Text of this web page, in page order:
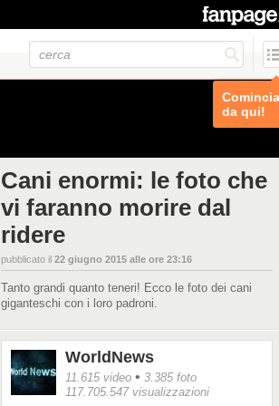
Comincia
da qui!
Cani enormi: le foto che
vi faranno morire dal
ridere
pubblicato il 22 giugno 2015 alle ore 23:16
Tanto grandi quanto teneri! Ecco le foto dei cani
giganteschi con i loro padroni.
WorldNews
11.615 video • 3.385 foto
117.705.547 visualizzazioni